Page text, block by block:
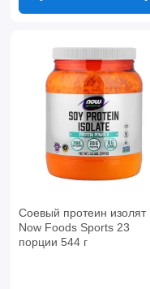
Соевый протеин изолят
Now Foods Sports 23
порции 544 г